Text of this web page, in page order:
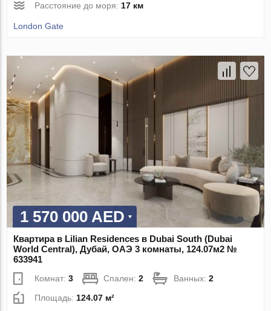
Расстояние до моря: 17 км
London Gate
1 570 000 AED
Квартира в Lilian Residences в Dubai South (Dubai
World Central), Дубай, ОАЭ 3 комнаты, 124.07м2 №
633941
Комнат:3 Спален:2 Ванных:2
Площадь: 124.07 м²